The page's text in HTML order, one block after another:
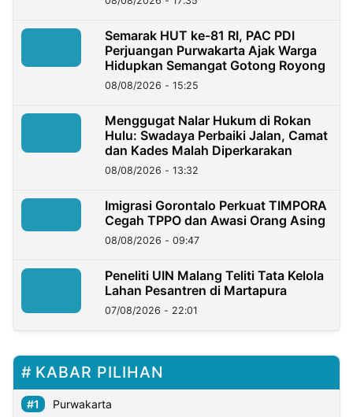
Semarak HUT ke-81 RI, PAC PDI
Perjuangan Purwakarta Ajak Warga
Hidupkan Semangat Gotong Royong
08/08/2026 - 15:25
Menggugat Nalar Hukum di Rokan
Hulu: Swadaya Perbaiki Jalan, Camat
dan Kades Malah Diperkarakan
08/08/2026 - 13:32
Imigrasi Gorontalo Perkuat TIMPORA
Cegah TPPO dan Awasi Orang Asing
08/08/2026 - 09:47
Peneliti UIN Malang Teliti Tata Kelola
Lahan Pesantren di Martapura
07/08/2026 - 22:01
KABAR PILIHAN
Purwakarta